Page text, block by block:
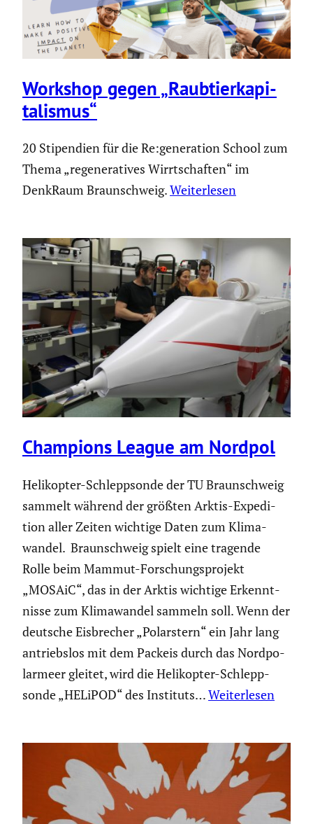
Workshop gegen „Raubtier­ka­pi­
ta­lismus“
20 Stipendien für die Re:generation School zum
Thema „regeneratives Wirrtschaften“ im
DenkRaum Braunschweig.Weiterlesen
Champions League am Nordpol
Heliko­pter-Schlepp­sonde der TU Braun­schweig
sammelt während der größten Arktis-Expedi­
tion aller Zeiten wichtige Daten zum Klima­
wandel. Braun­schweig spielt eine tragende
Rolle beim Mammut-Forschungs­pro­jekt
„MOSAiC“, das in der Arktis wichtige Erkennt­
nisse zum Klima­wandel sammeln soll. Wenn der
deutsche Eisbre­cher „Polar­stern“ ein Jahr lang
antriebslos mit dem Packeis durch das Nordpo­
lar­meer gleitet, wird die Heliko­pter-Schlepp­
sonde „HELiPOD“ des Instituts…Weiterlesen